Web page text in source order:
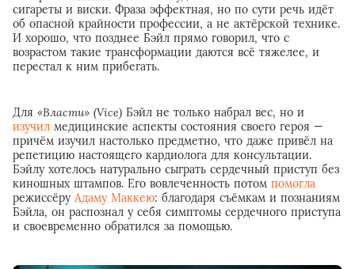
сигареты и виски. Фраза эффектная, но по сути речь идёт
об опасной крайности профессии, а не актёрской технике.
И хорошо, что позднее Бэйл прямо говорил, что с
возрастом такие трансформации даются всё тяжелее, и
перестал к ним прибегать.
Для «Власти» (Vice) Бэйл не только набрал вес, но и
изучил медицинские аспекты состояния своего героя —
причём изучил настолько предметно, что даже привёл на
репетицию настоящего кардиолога для консультации.
Бэйлу хотелось натурально сыграть сердечный приступ без
киношных штампов. Его вовлеченность потом помогла
режиссёру Адаму Маккею: благодаря съёмкам и познаниям
Бэйла, он распознал у себя симптомы сердечного приступа
и своевременно обратился за помощью.